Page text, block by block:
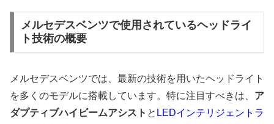
メルセデスベンツで使用されているヘッドライ
ト技術の概要
メルセデスベンツでは、最新の技術を用いたヘッドライト
を多くのモデルに搭載しています。特に注目すべきは、 ア
ダプティブハイビームアシスト と LEDインテリジェントラ